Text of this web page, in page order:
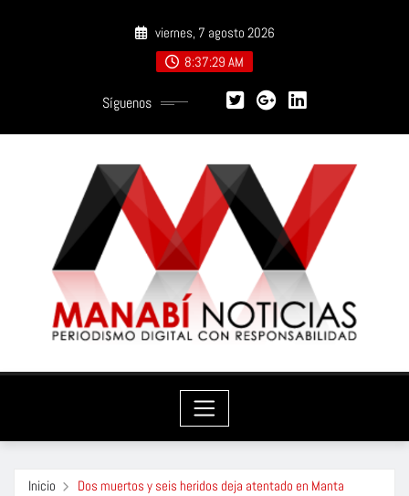
viernes, 7 agosto 2026
8:37:30 AM
Síguenos
Inicio Dos muertos y seis heridos deja atentado en Manta